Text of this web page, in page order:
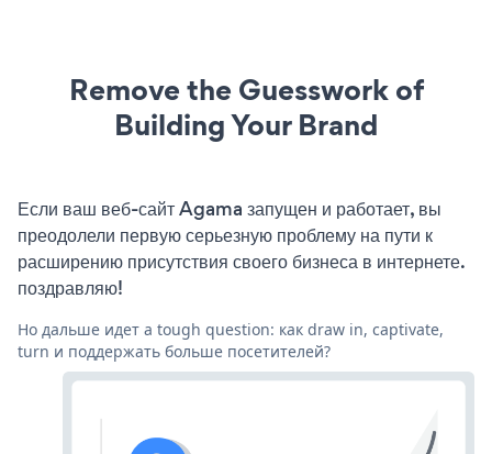
Remove the Guesswork of
Building Your Brand
Если ваш веб-сайт Agama запущен и работает, вы
преодолели первую серьезную проблему на пути к
расширению присутствия своего бизнеса в интернете.
поздравляю!
Но дальше идет a tough question: как draw in, captivate,
turn и поддержать больше посетителей?